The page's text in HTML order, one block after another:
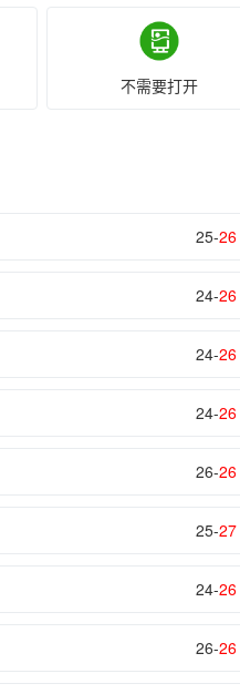
不需要打开
25-26
24-26
24-26
24-26
26-26
25-27
24-26
26-26